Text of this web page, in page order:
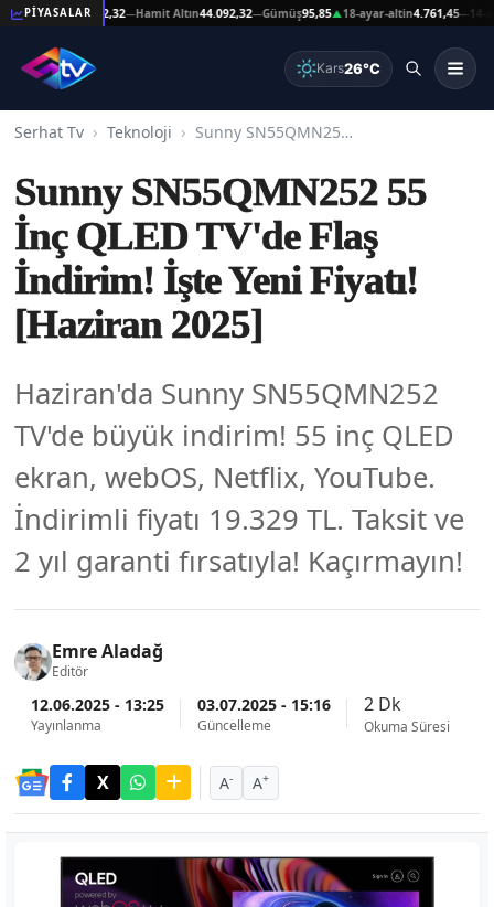
PİYASALAR
Altın44.092,32 —Hamit Altın 44.092,32—Gümüş95,85▲18-ayar-altin4.761,45—14-ayar-
Kars26°C
Serhat Tv Teknoloji Sunny SN55QMN252 55 İnç QLED TV'de Flaş İndirim! İşte Yeni Fiyatı! [Haziran 2025]
Sunny SN55QMN252 55
İnç QLED TV'de Flaş
İndirim! İşte Yeni Fiyatı!
[Haziran 2025]
Haziran'da Sunny SN55QMN252
TV'de büyük indirim! 55 inç QLED
ekran, webOS, Netflix, YouTube.
İndirimli fiyatı 19.329 TL. Taksit ve
2 yıl garanti fırsatıyla! Kaçırmayın!
Emre Aladağ
Editör
12.06.2025 - 13:25
Yayınlanma
03.07.2025 - 15:16
Güncelleme
2 Dk
Okuma Süresi
A- A+